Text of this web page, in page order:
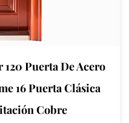
Puerta De Acero
16 Puerta Clásica
Cobre